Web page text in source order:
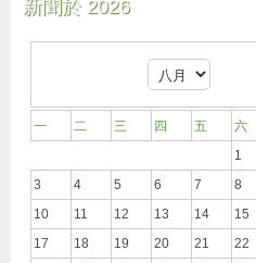
新聞於 2026
一 二 三 四 五 六
1
3
4 5 6 7 8
10
11 12 13 14 15
17
18 19 20 21 22